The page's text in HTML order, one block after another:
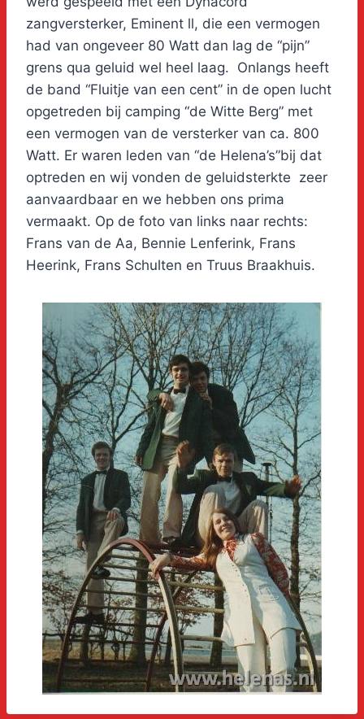
zangversterker, Eminent ll, die een vermogen
had van ongeveer 80 Watt dan lag de “pijn”
grens qua geluid wel heel laag. Onlangs heeft
de band “Fluitje van een cent” in de open lucht
opgetreden bij camping “de Witte Berg” met
een vermogen van de versterker van ca. 800
Watt. Er waren leden van “de Helena’s”bij dat
optreden en wij vonden de geluidsterkte zeer
aanvaardbaar en we hebben ons prima
vermaakt. Op de foto van links naar rechts:
Frans van de Aa, Bennie Lenferink, Frans
Heerink, Frans Schulten en Truus Braakhuis.